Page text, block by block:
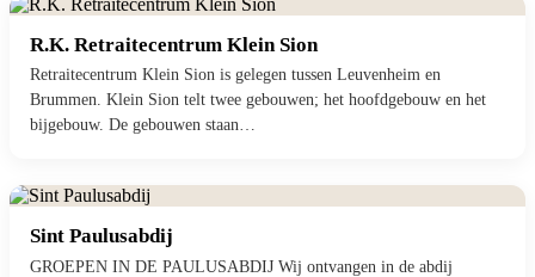
R.K. Retraitecentrum Klein Sion
Retraitecentrum Klein Sion is gelegen tussen Leuvenheim en
Brummen. Klein Sion telt twee gebouwen; het hoofdgebouw en het
bijgebouw. De gebouwen staan…
Sint Paulusabdij
GROEPEN IN DE PAULUSABDIJ Wij ontvangen in de abdij